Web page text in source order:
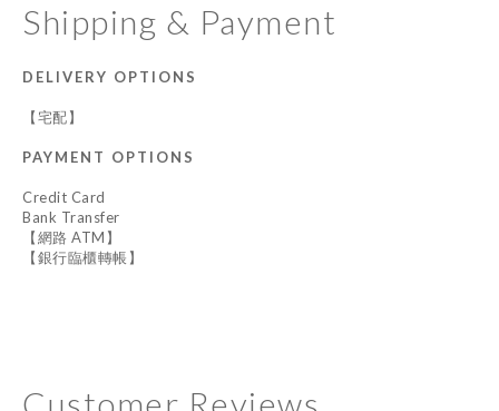
Shipping & Payment
DELIVERY OPTIONS
【宅配】
PAYMENT OPTIONS
Credit Card
Bank Transfer
【網路 ATM】
【銀行臨櫃轉帳】